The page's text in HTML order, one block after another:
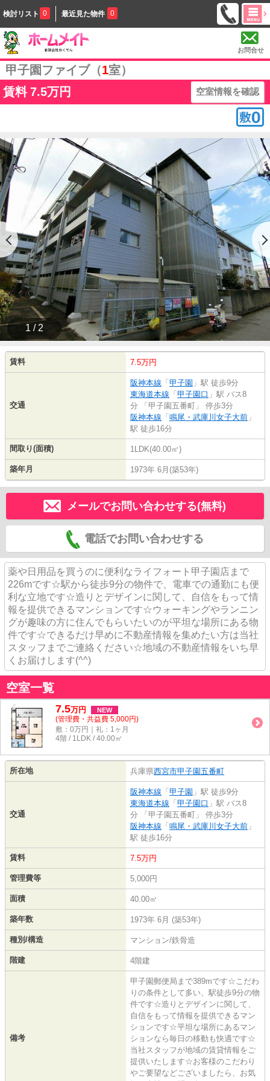
検討リスト 0 最近見た物件 0
お問合せ
甲子園ファイブ（1室）
賃料 7.5万円 空室情報を確認
1 / 2
賃料 7.5万円
交通
阪神本線 「 甲子園 」駅 徒歩9分
東海道本線 「 甲子園口 」駅 バス8
分 「甲子園五番町」 停歩3分
阪神本線 「 鳴尾・武庫川女子大前 」
駅 徒歩16分
間取り(面積) 1LDK(40.00㎡)
築年月 1973年 6月(築53年)
メールでお問い合わせする(無料)
電話でお問い合わせする
薬や日用品を買うのに便利なライフォート甲子園店まで
226mです☆駅から徒歩9分の物件で、電車での通勤にも便
利な立地です☆造りとデザインに関して、自信をもって情
報を提供できるマンションです☆ウォーキングやランニン
グが趣味の方に住んでもらいたいのが平坦な場所にある物
件です☆できるだけ早めに不動産情報を集めたい方は当社
スタッフまでご連絡ください☆地域の不動産情報をいち早
くお届けします(^^)
空室一覧
7.5万円 NEW
(管理費・共益費 5,000円)
敷：0万円｜礼：1ヶ月
4階 / 1LDK / 40.00㎡
所在地 兵庫県西宮市甲子園五番町
交通
阪神本線 「 甲子園 」駅 徒歩9分
東海道本線 「 甲子園口 」駅 バス8
分 「甲子園五番町」 停歩3分
阪神本線 「 鳴尾・武庫川女子大前 」
駅 徒歩16分
賃料 7.5万円
管理費等 5,000円
面積 40.00㎡
築年数 1973年 6月 (築53年)
種別/構造 マンション/鉄骨造
階建 4階建
備考
甲子園郵便局まで389mです☆こだわ
りの条件として多い、駅徒歩9分の物
件です☆造りとデザインに関して、
自信をもって情報を提供できるマン
ションです☆平坦な場所にあるマン
ションなら毎日の移動も快適です☆
当社スタッフが地域の賃貸情報をご
提供いたします☆お客様のこだわり
やご要望などございましたら、お気